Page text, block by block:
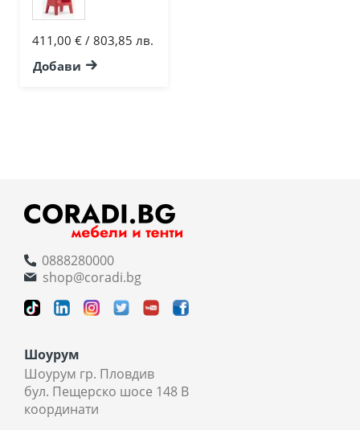
411,00 € / 803,85 лв.
Добави
0888280000
shop@coradi.bg
Шоурум
Шоурум гр. Пловдив
бул. Пещерско шосе 148 В
координати